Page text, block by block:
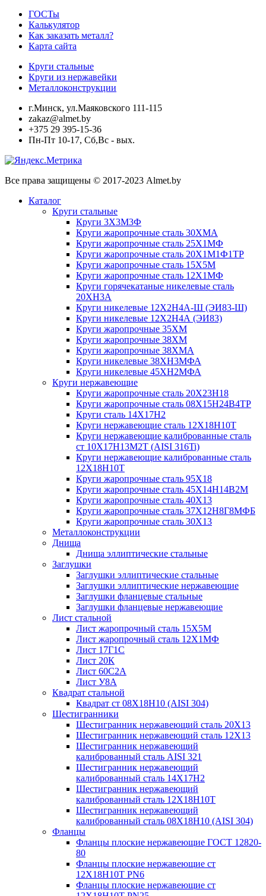
ГОСТы
Калькулятор
Как заказать металл?
Карта сайта
Круги стальные
Круги из нержавейки
Металлоконструкции
г.Минск, ул.Маяковского 111-115
zakaz@almet.by
+375 29 395-15-36
Пн-Пт 10-17, Сб,Вс - вых.
Все права защищены © 2017-2023 Almet.by
Каталог
Круги стальные
Круги 3Х3М3Ф
Круги жаропрочные сталь 30ХМА
Круги жаропрочные сталь 25Х1МФ
Круги жаропрочные сталь 20Х1М1Ф1ТР
Круги жаропрочные сталь 15Х5М
Круги жаропрочные сталь 12Х1МФ
Круги горячекатаные никелевые сталь
20ХН3А
Круги никелевые 12Х2Н4А-Ш (ЭИ83-Ш)
Круги никелевые 12Х2Н4А (ЭИ83)
Круги жаропрочные 35ХМ
Круги жаропрочные 38ХМ
Круги жаропрочные 38ХМА
Круги никелевые 38XH3MФА
Круги никелевые 45ХН2МФА
Круги нержавеющие
Круги жаропрочные сталь 20Х23Н18
Круги жаропрочные сталь 08Х15Н24В4ТР
Круги сталь 14Х17Н2
Круги нержавеющие сталь 12Х18Н10Т
Круги нержавеющие калиброванные сталь
ст 10Х17Н13М2Т (AISI 316Ti)
Круги нержавеющие калиброванные сталь
12Х18Н10Т
Круги жаропрочные сталь 95Х18
Круги жаропрочные сталь 45Х14Н14В2М
Круги жаропрочные сталь 40Х13
Круги жаропрочные сталь 37Х12Н8Г8МФБ
Круги жаропрочные сталь 30Х13
Металлоконструкции
Днища
Днища эллиптические стальные
Заглушки
Заглушки эллиптические стальные
Заглушки эллиптические нержавеющие
Заглушки фланцевые стальные
Заглушки фланцевые нержавеющие
Лист стальной
Лист жаропрочный сталь 15Х5М
Лист жаропрочный сталь 12Х1МФ
Лист 17Г1С
Лист 20К
Лист 60С2А
Лист У8А
Квадрат стальной
Квадрат ст 08Х18Н10 (AISI 304)
Шестигранники
Шестигранник нержавеющий сталь 20Х13
Шестигранник нержавеющий сталь 12Х13
Шестигранник нержавеющий
калиброванный сталь AISI 321
Шестигранник нержавеющий
калиброванный сталь 14Х17Н2
Шестигранник нержавеющий
калиброванный сталь 12Х18Н10Т
Шестигранник нержавеющий
калиброванный сталь 08Х18Н10 (AISI 304)
Фланцы
Фланцы плоские нержавеющие ГОСТ 12820-
80
Фланцы плоские нержавеющие ст
12Х18Н10Т PN6
Фланцы плоские нержавеющие ст